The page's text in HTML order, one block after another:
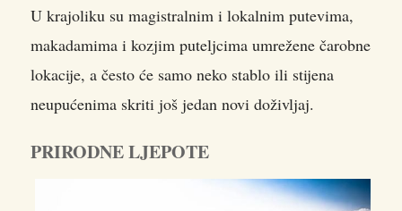
U krajoliku su magistralnim i lokalnim putevima,
makadamima i kozjim puteljcima umrežene čarobne
lokacije, a često će samo neko stablo ili stijena
neupućenima skriti još jedan novi doživljaj.
PRIRODNE LJEPOTE